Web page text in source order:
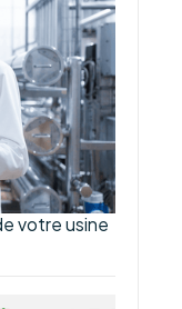
votre usine